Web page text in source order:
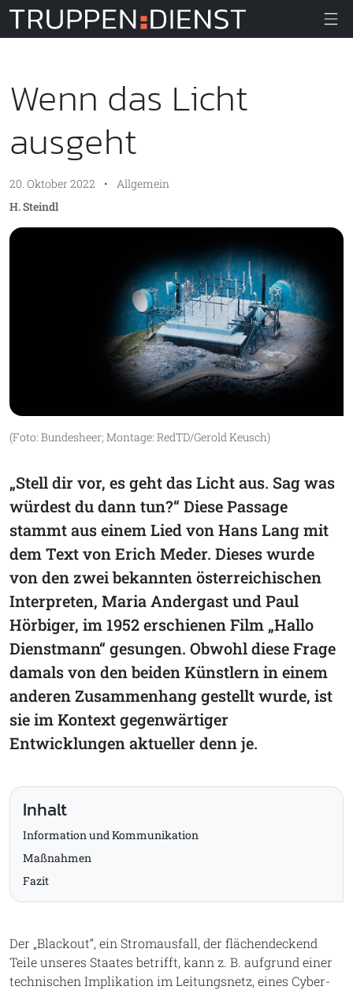
Truppendienst
Wenn das Licht
ausgeht
20. Oktober 2022 •
Allgemein
H. Steindl
(Foto: Bundesheer; Montage: RedTD/Gerold Keusch)
„Stell dir vor, es geht das Licht aus. Sag was
würdest du dann tun?“ Diese Passage
stammt aus einem Lied von Hans Lang mit
dem Text von Erich Meder. Dieses wurde
von den zwei bekannten österreichischen
Interpreten, Maria Andergast und Paul
Hörbiger, im 1952 erschienen Film „Hallo
Dienstmann“ gesungen. Obwohl diese Frage
damals von den beiden Künstlern in einem
anderen Zusammenhang gestellt wurde, ist
sie im Kontext gegenwärtiger
Entwicklungen aktueller denn je.
Inhalt
Information und Kommunikation
Maßnahmen
Fazit
Der „Blackout“, ein Stromausfall, der flächendeckend
Teile unseres Staates betrifft, kann z. B. aufgrund einer
technischen Implikation im Leitungsnetz, eines Cyber-